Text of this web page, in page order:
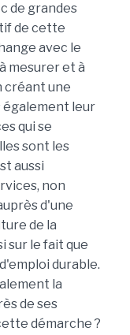
de grandes
de cette
avec le
mesurer et à
créant une
également leur
qui se
sont les
aussi
non
d'une
de la
sur le fait que
durable.
la
de ses
démarche ?